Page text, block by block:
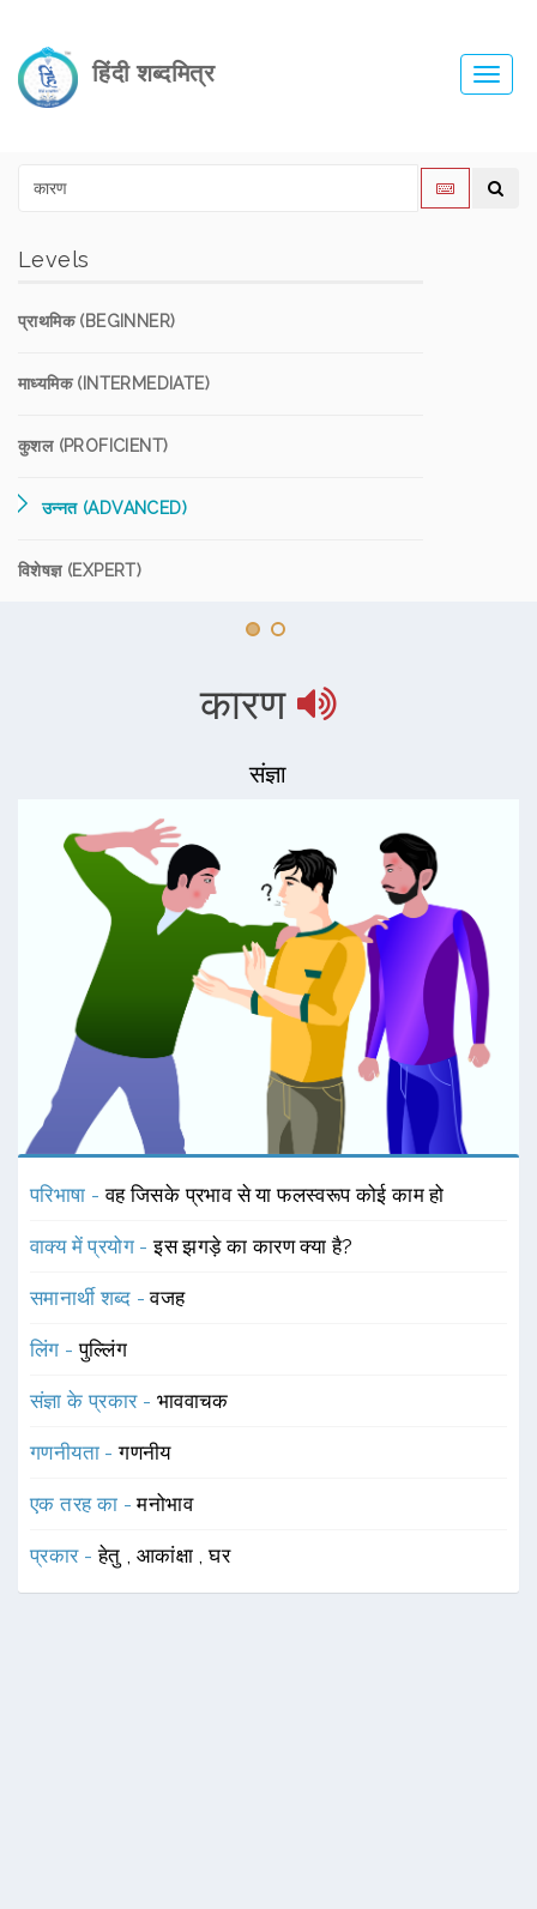
हिंदी शब्दमित्र
Levels
प्राथमिक (BEGINNER)
माध्यमिक (INTERMEDIATE)
कुशल (PROFICIENT)
उन्नत (ADVANCED)
विशेषज्ञ (EXPERT)
कारण
संज्ञा
परिभाषा -वह जिसके प्रभाव से या फलस्वरूप कोई काम हो
वाक्य में प्रयोग -इस झगड़े का कारण क्या है?
समानार्थी शब्द -वजह
लिंग -पुल्लिंग
संज्ञा के प्रकार - भाववाचक
गणनीयता -गणनीय
एक तरह का -मनोभाव
प्रकार -हेतु आकांक्षा ,घर